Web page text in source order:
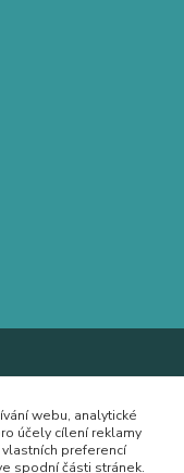
webu, analytické
účely cílení reklamy
preferencí
spodní části stránek.